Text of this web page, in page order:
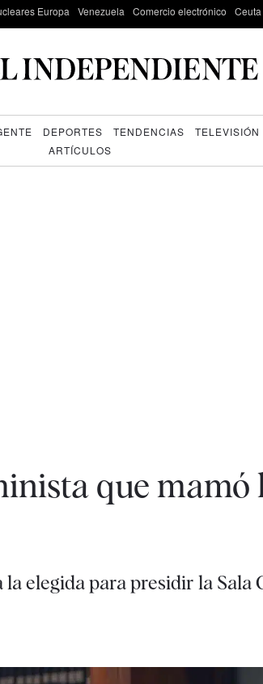
Europa Venezuela Comercio electrónico Ceuta
DEPORTES TENDENCIAS TELEVISIÓN
ARTÍCULOS
que mamó
elegida para presidir la Sala